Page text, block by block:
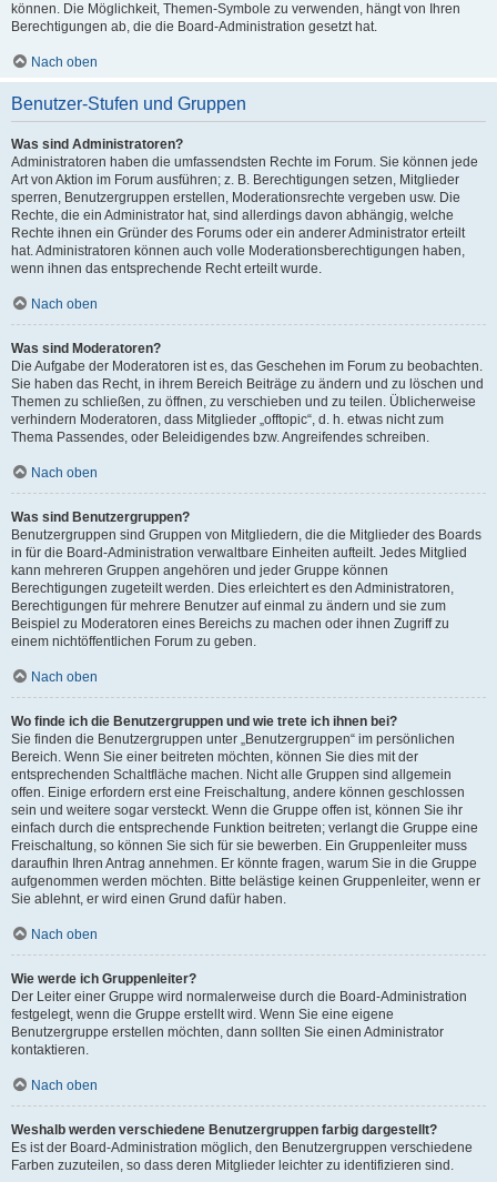
können. Die Möglichkeit, Themen-Symbole zu verwenden, hängt von Ihren
Berechtigungen ab, die die Board-Administration gesetzt hat.
Nach oben
Benutzer-Stufen und Gruppen
Was sind Administratoren?
Administratoren haben die umfassendsten Rechte im Forum. Sie können jede
Art von Aktion im Forum ausführen; z. B. Berechtigungen setzen, Mitglieder
sperren, Benutzergruppen erstellen, Moderationsrechte vergeben usw. Die
Rechte, die ein Administrator hat, sind allerdings davon abhängig, welche
Rechte ihnen ein Gründer des Forums oder ein anderer Administrator erteilt
hat. Administratoren können auch volle Moderationsberechtigungen haben,
wenn ihnen das entsprechende Recht erteilt wurde.
Nach oben
Was sind Moderatoren?
Die Aufgabe der Moderatoren ist es, das Geschehen im Forum zu beobachten.
Sie haben das Recht, in ihrem Bereich Beiträge zu ändern und zu löschen und
Themen zu schließen, zu öffnen, zu verschieben und zu teilen. Üblicherweise
verhindern Moderatoren, dass Mitglieder „offtopic“, d. h. etwas nicht zum
Thema Passendes, oder Beleidigendes bzw. Angreifendes schreiben.
Nach oben
Was sind Benutzergruppen?
Benutzergruppen sind Gruppen von Mitgliedern, die die Mitglieder des Boards
in für die Board-Administration verwaltbare Einheiten aufteilt. Jedes Mitglied
kann mehreren Gruppen angehören und jeder Gruppe können
Berechtigungen zugeteilt werden. Dies erleichtert es den Administratoren,
Berechtigungen für mehrere Benutzer auf einmal zu ändern und sie zum
Beispiel zu Moderatoren eines Bereichs zu machen oder ihnen Zugriff zu
einem nichtöffentlichen Forum zu geben.
Nach oben
Wo finde ich die Benutzergruppen und wie trete ich ihnen bei?
Sie finden die Benutzergruppen unter „Benutzergruppen“ im persönlichen
Bereich. Wenn Sie einer beitreten möchten, können Sie dies mit der
entsprechenden Schaltfläche machen. Nicht alle Gruppen sind allgemein
offen. Einige erfordern erst eine Freischaltung, andere können geschlossen
sein und weitere sogar versteckt. Wenn die Gruppe offen ist, können Sie ihr
einfach durch die entsprechende Funktion beitreten; verlangt die Gruppe eine
Freischaltung, so können Sie sich für sie bewerben. Ein Gruppenleiter muss
daraufhin Ihren Antrag annehmen. Er könnte fragen, warum Sie in die Gruppe
aufgenommen werden möchten. Bitte belästige keinen Gruppenleiter, wenn er
Sie ablehnt, er wird einen Grund dafür haben.
Nach oben
Wie werde ich Gruppenleiter?
Der Leiter einer Gruppe wird normalerweise durch die Board-Administration
festgelegt, wenn die Gruppe erstellt wird. Wenn Sie eine eigene
Benutzergruppe erstellen möchten, dann sollten Sie einen Administrator
kontaktieren.
Nach oben
Weshalb werden verschiedene Benutzergruppen farbig dargestellt?
Es ist der Board-Administration möglich, den Benutzergruppen verschiedene
Farben zuzuteilen, so dass deren Mitglieder leichter zu identifizieren sind.